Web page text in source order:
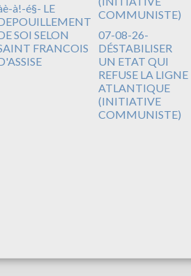
à!-é§- LE
SOI SELON
FRANCOIS
07-08-26-
DÉSTABILISER
UN ETAT QUI
REFUSE LA LIGNE
ATLANTIQUE
(INITIATIVE
COMMUNISTE)